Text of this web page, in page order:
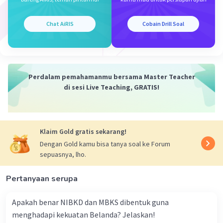
kepada parlemen. Presiden memiliki peran
seremonial.
1959-1965: Periode ini dimulai dengan
dikeluarkannya Dekrit Presiden 5 Juli 1959
membubarkan Konstituante dan kembali
memperkenalkan Demokrasi Terpimpin, di
mana kekuasaan sangat terpusat pada
1998)
Chat AiRIS Cobain Drill Soal
Perdalam pemahamanmu bersama Master Teacher
di sesi Live Teaching, GRATIS!
Klaim Gold gratis sekarang!
Dengan Gold kamu bisa tanya soal ke Forum
sepuasnya, lho.
Pertanyaan serupa
Apakah benar NIBKD dan MBKS dibentuk guna
menghadapi kekuatan Belanda? Jelaskan!